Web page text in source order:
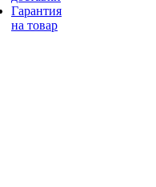
Гарантия
на товар